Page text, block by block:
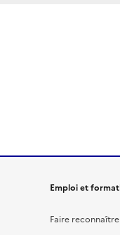
Emploi et
Faire